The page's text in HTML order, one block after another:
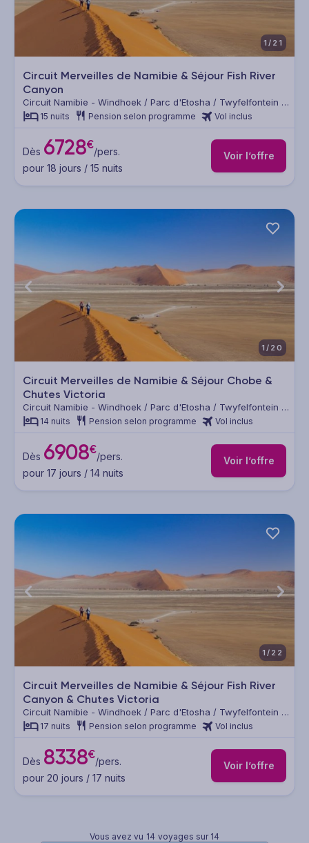
1/21
Circuit Merveilles de Namibie & Séjour Fish River
Canyon
Circuit Namibie - Windhoek / Parc d'Etosha / Twyfelfontein /
Swakopmund / Désert du Namib / Lüderitz / Fish River
Canyon / Kalahari
15 nuits Pension selon programme Vol inclus
Dès 6728€/pers.
pour 18 jours / 15 nuits
Voir l’offre
1/20
Circuit Merveilles de Namibie & Séjour Chobe &
Chutes Victoria
Circuit Namibie - Windhoek / Parc d'Etosha / Twyfelfontein /
Swakopmund / Désert du Namib / Parc national de Chobe /
Chutes Victoria
14 nuits Pension selon programme Vol inclus
Dès 6908€/pers.
pour 17 jours / 14 nuits
Voir l’offre
1/22
Circuit Merveilles de Namibie & Séjour Fish River
Canyon & Chutes Victoria
Circuit Namibie - Windhoek / Parc d'Etosha / Twyfelfontein /
Swakopmund / Désert du Namib / Lüderitz / Fish River
Canyon / Kalahari / Chutes Victoria
17 nuits Pension selon programme Vol inclus
Dès 8338€/pers.
pour 20 jours / 17 nuits
Voir l’offre
Vous avez vu 14 voyages sur 14